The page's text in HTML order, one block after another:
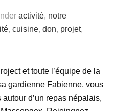
activité, notre
, cuisine, don, projet,
et toute l’équipe de la
gardienne Fabienne, vous
d’un repas népalais,